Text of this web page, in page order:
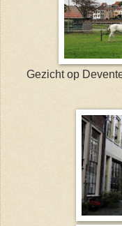
Gezicht op